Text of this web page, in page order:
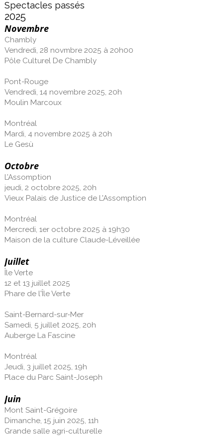
Spectacles passés
2025
Novembre
Chambly
Vendredi, 28 novmbre 2025 à 20h00
Pôle Culturel De Chambly
Pont-Rouge
Vendredi, 14 novembre 2025, 20h
Moulin Marcoux
Montréal
Mardi, 4 novembre 2025 à 20h
Le Gesù
Octobre
L’Assomption
jeudi, 2 octobre 2025, 20h
Vieux Palais de Justice de L'Assomption
Montréal
Mercredi, 1er octobre 2025 à 19h30
Maison de la culture Claude-Léveillée
Juillet
Île Verte
12 et 13 juillet 2025
Phare de l'Île Verte
Saint-Bernard-sur-Mer
Samedi, 5 juillet 2025, 20h
Auberge La Fascine
Montréal
Jeudi, 3 juillet 2025, 19h
Place du Parc Saint-Joseph
Juin
Mont Saint-Grégoire
Dimanche, 15 juin 2025, 11h
Grande salle agri-culturelle